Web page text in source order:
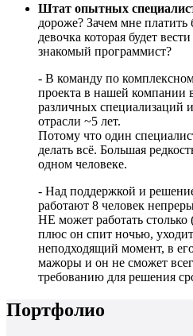
Штат опытных
дороже? Зачем мне платить
девочка которая будет
знакомый программист?
- В команду по
проекта в нашей компании
различных специализаций
отрасли ~5 лет.
Потому что один
делать всё. Большая
одном человеке.
- Над поддержкой и
работают 8 человек
НЕ может работать
плюс он спит ночью,
неподходящий момент, в
мажоры и он не сможет
требованию для решения
Портфолио